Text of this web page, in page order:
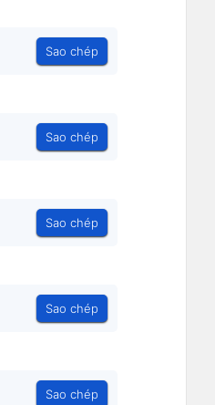
Sao chép
Sao chép
Sao chép
Sao chép
Sao chép